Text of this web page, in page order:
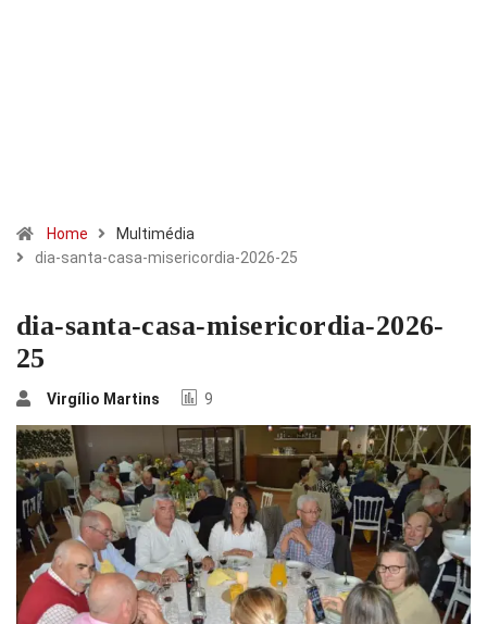
Home
Multimédia
dia-santa-casa-misericordia-2026-25
dia-santa-casa-misericordia-2026-
25
Virgílio Martins 9